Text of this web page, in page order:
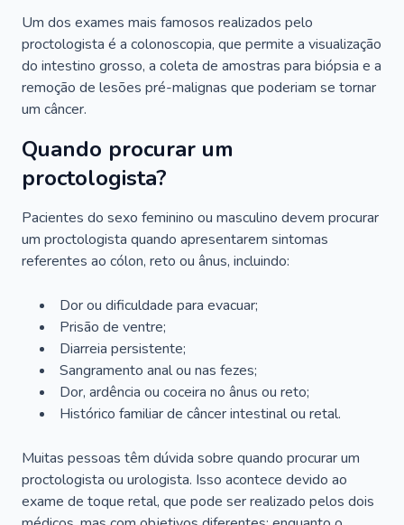
Um dos exames mais famosos realizados pelo
proctologista é a colonoscopia, que permite a visualização
do intestino grosso, a coleta de amostras para biópsia e a
remoção de lesões pré-malignas que poderiam se tornar
um câncer.
Quando procurar um
proctologista?
Pacientes do sexo feminino ou masculino devem procurar
um proctologista quando apresentarem sintomas
referentes ao cólon, reto ou ânus, incluindo:
Dor ou dificuldade para evacuar;
Prisão de ventre;
Diarreia persistente;
Sangramento anal ou nas fezes;
Dor, ardência ou coceira no ânus ou reto;
Histórico familiar de câncer intestinal ou retal.
Muitas pessoas têm dúvida sobre quando procurar um
proctologista ou urologista. Isso acontece devido ao
exame de toque retal, que pode ser realizado pelos dois